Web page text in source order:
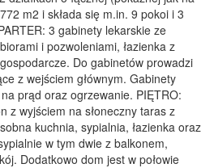
m2 i składa się m.in. 9 pokoi i 3
3 gabinety lekarskie ze
i pozwoleniami, łazienka z
Do gabinetów prowadzi
z wejściem głównym. Gabinety
prąd oraz ogrzewanie. PIĘTRO:
z wyjściem na słoneczny taras z
kuchnia, sypialnia, łazienka oraz
w tym dwie z balkonem,
Dodatkowo dom jest w połowie